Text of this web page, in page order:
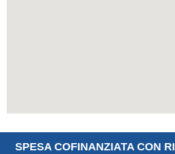
SPESA COFINANZIATA CON